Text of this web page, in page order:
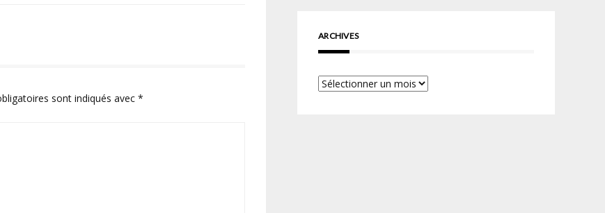
sont indiqués avec *
ARCHIVES
Archives